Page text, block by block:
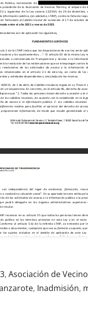
, Asociación de
, Inadmisión,